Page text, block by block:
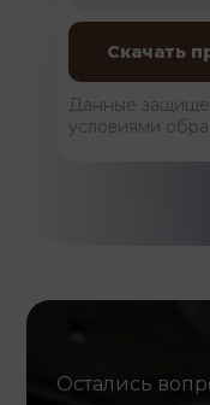
Данные
условиями
Остались